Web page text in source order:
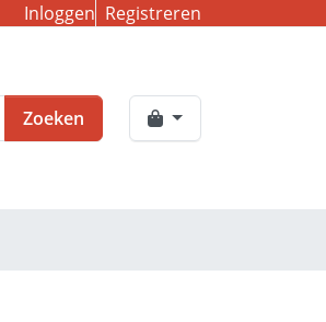
Inloggen Registreren
Zoeken